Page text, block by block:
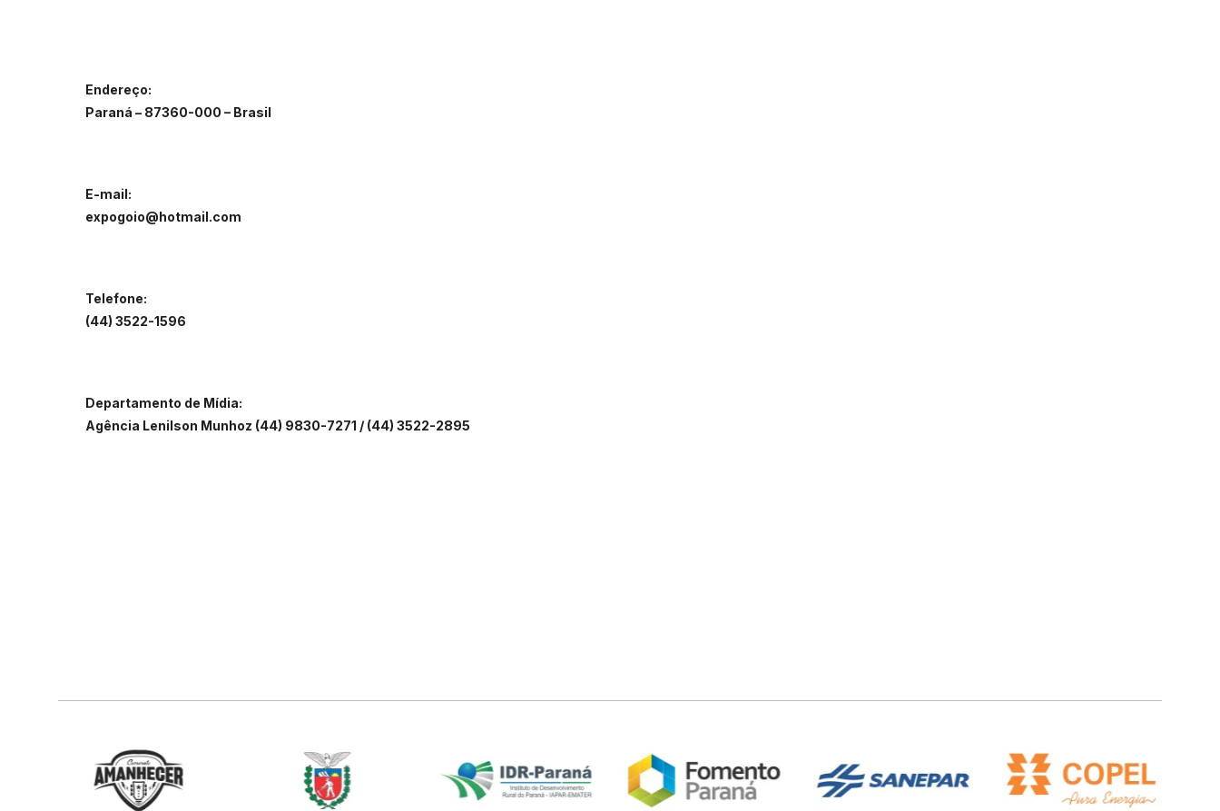
Endereço:
Paraná – 87360-000 – Brasil
E-mail:
expogoio@hotmail.com
Telefone:
(44) 3522-1596
Departamento de Mídia:
Agência Lenilson Munhoz (44) 9830-7271 / (44) 3522-2895